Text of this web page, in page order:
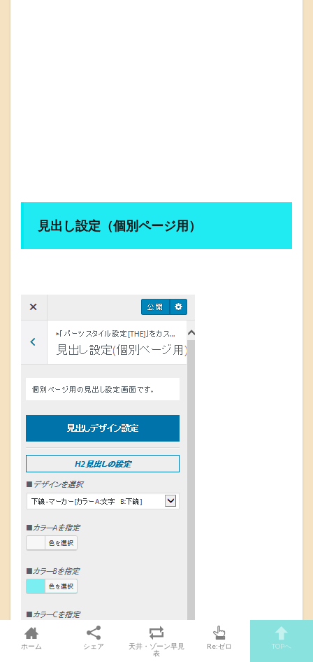
見出し設定（個別ページ用）
ホーム シェア
天井・ゾーン早見
表
Re:ゼロ TOPへ